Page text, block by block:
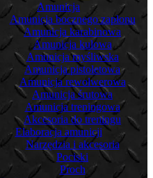
Amunicja
Amunicja bocznego zapłonu
Amunicja karabinowa
Amunicja kulowa
Amunicja myśliwska
Amunicja pistoletowa
Amunicja rewolwerowa
Amunicja śrutowa
Amunicja treningowa
Akcesoria do treningu
Elaboracja amunicji
Narzędzia i akcesoria
Pociski
Proch